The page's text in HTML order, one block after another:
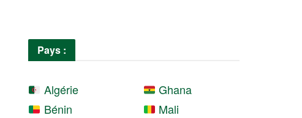
Pays :
Algérie
Bénin
Ghana
Mali